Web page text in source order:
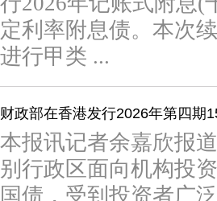
定利率附息债。本次
进行甲类 ...
财政部在香港发行2026年第四期
本报讯记者余嘉欣报
别行政区面向机构投
国债，受到投资者广